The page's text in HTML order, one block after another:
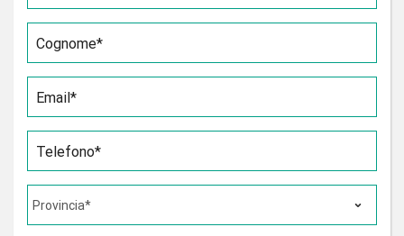
Cognome*
Email*
Telefono*